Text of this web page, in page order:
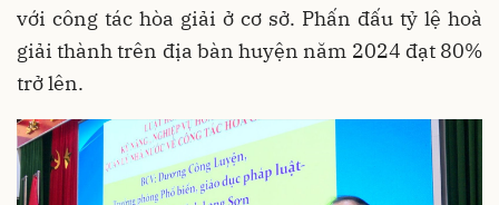
với công tác hòa giải ở cơ sở. Phấn đấu tỷ lệ hoà
giải thành trên địa bàn huyện năm 2024 đạt 80%
trở lên.